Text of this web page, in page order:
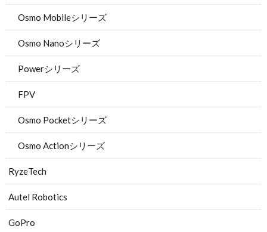
Osmo Mobileシリーズ
Osmo Nanoシリーズ
Powerシリーズ
FPV
Osmo Pocketシリーズ
Osmo Actionシリーズ
RyzeTech
Autel Robotics
GoPro